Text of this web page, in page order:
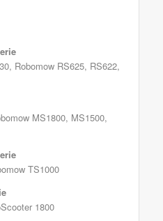
Robomow RS625, RS622,
MS1800, MS1500,
TS1000
1800